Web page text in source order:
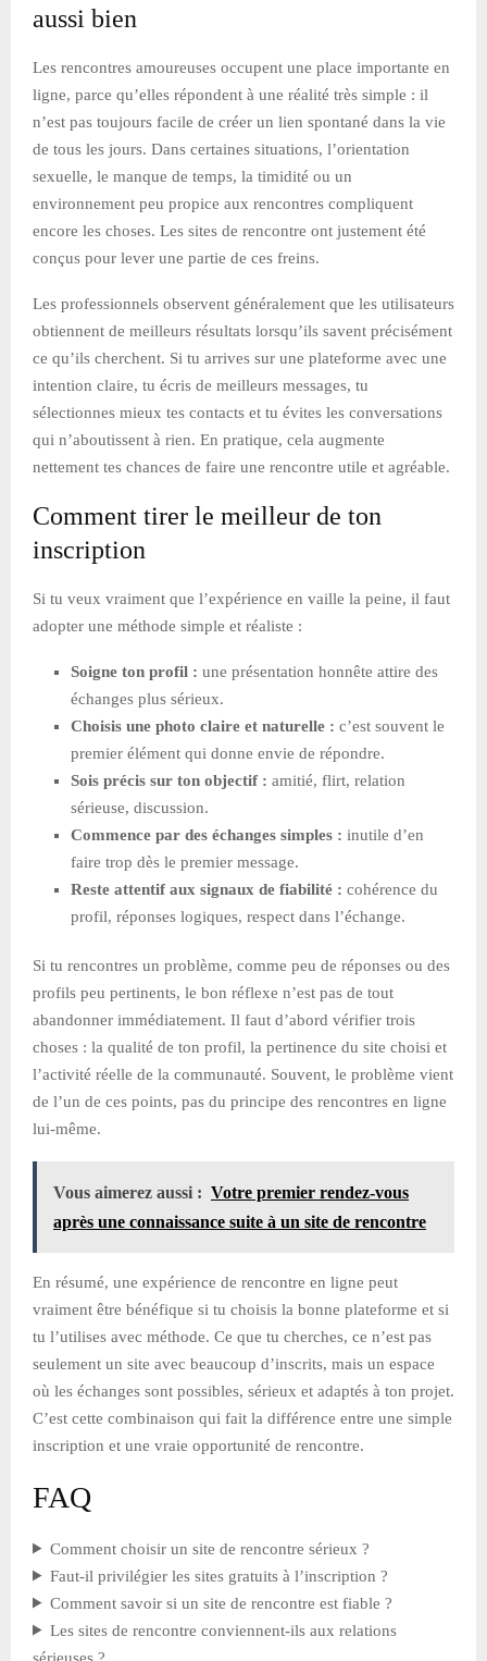
aussi bien
Les rencontres amoureuses occupent une place importante en
ligne, parce qu’elles répondent à une réalité très simple : il
n’est pas toujours facile de créer un lien spontané dans la vie
de tous les jours. Dans certaines situations, l’orientation
sexuelle, le manque de temps, la timidité ou un
environnement peu propice aux rencontres compliquent
encore les choses. Les sites de rencontre ont justement été
conçus pour lever une partie de ces freins.
Les professionnels observent généralement que les utilisateurs
obtiennent de meilleurs résultats lorsqu’ils savent précisément
ce qu’ils cherchent. Si tu arrives sur une plateforme avec une
intention claire, tu écris de meilleurs messages, tu
sélectionnes mieux tes contacts et tu évites les conversations
qui n’aboutissent à rien. En pratique, cela augmente
nettement tes chances de faire une rencontre utile et agréable.
Comment tirer le meilleur de ton
inscription
Si tu veux vraiment que l’expérience en vaille la peine, il faut
adopter une méthode simple et réaliste :
Soigne ton profil : une présentation honnête attire des
échanges plus sérieux.
Choisis une photo claire et naturelle : c’est souvent le
premier élément qui donne envie de répondre.
Sois précis sur ton objectif : amitié, flirt, relation
sérieuse, discussion.
Commence par des échanges simples : inutile d’en
faire trop dès le premier message.
Reste attentif aux signaux de fiabilité : cohérence du
profil, réponses logiques, respect dans l’échange.
Si tu rencontres un problème, comme peu de réponses ou des
profils peu pertinents, le bon réflexe n’est pas de tout
abandonner immédiatement. Il faut d’abord vérifier trois
choses : la qualité de ton profil, la pertinence du site choisi et
l’activité réelle de la communauté. Souvent, le problème vient
de l’un de ces points, pas du principe des rencontres en ligne
lui-même.
Vous aimerez aussi : Votre premier rendez-vous
après une connaissance suite à un site de rencontre
En résumé, une expérience de rencontre en ligne peut
vraiment être bénéfique si tu choisis la bonne plateforme et si
tu l’utilises avec méthode. Ce que tu cherches, ce n’est pas
seulement un site avec beaucoup d’inscrits, mais un espace
où les échanges sont possibles, sérieux et adaptés à ton projet.
C’est cette combinaison qui fait la différence entre une simple
inscription et une vraie opportunité de rencontre.
FAQ
Comment choisir un site de rencontre sérieux ?
Faut-il privilégier les sites gratuits à l’inscription ?
Comment savoir si un site de rencontre est fiable ?
Les sites de rencontre conviennent-ils aux relations
sérieuses ?